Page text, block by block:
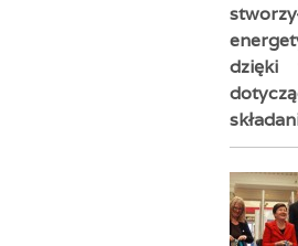
dzięki